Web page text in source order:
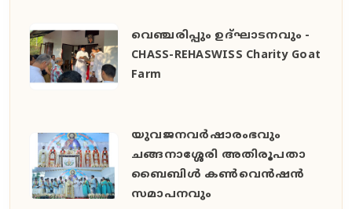
വെഞ്ചരിപ്പും ഉദ്ഘാടനവും -
CHASS-REHASWISS Charity Goat
Farm
യുവജനവർഷാരംഭവും
ചങ്ങനാശ്ശേരി അതിരൂപതാ
ബൈബിൾ കൺവെൻഷൻ
സമാപനവും